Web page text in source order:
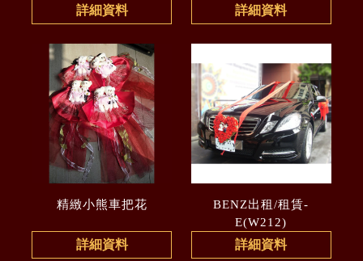
詳細資料 詳細資料
精緻小熊車把花
詳細資料
BENZ出租/租賃-
E(W212)
詳細資料